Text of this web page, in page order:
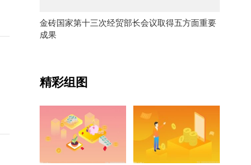
金砖国家第十三次经贸部长会议取得五方面重要
成果
精彩组图